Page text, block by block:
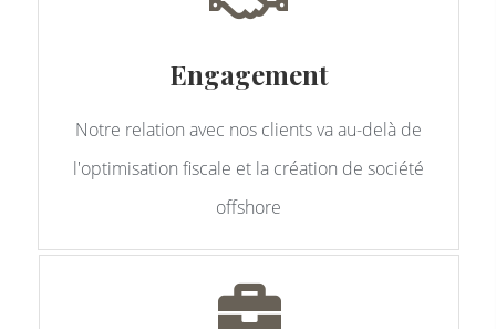
Engagement
Notre relation avec nos clients va au-delà de
l'optimisation fiscale et la création de société
offshore